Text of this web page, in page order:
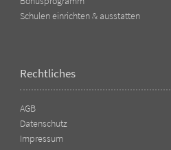
Schulen einrichten & ausstatten
Rechtliches
AGB
Datenschutz
Impressum